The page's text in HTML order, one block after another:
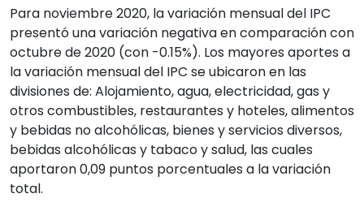
Para noviembre 2020, la variación mensual del IPC
presentó una variación negativa en comparación con
octubre de 2020 (con -0.15%). Los mayores aportes a
la variación mensual del IPC se ubicaron en las
divisiones de: Alojamiento, agua, electricidad, gas y
otros combustibles, restaurantes y hoteles, alimentos
y bebidas no alcohólicas, bienes y servicios diversos,
bebidas alcohólicas y tabaco y salud, las cuales
aportaron 0,09 puntos porcentuales a la variación
total.